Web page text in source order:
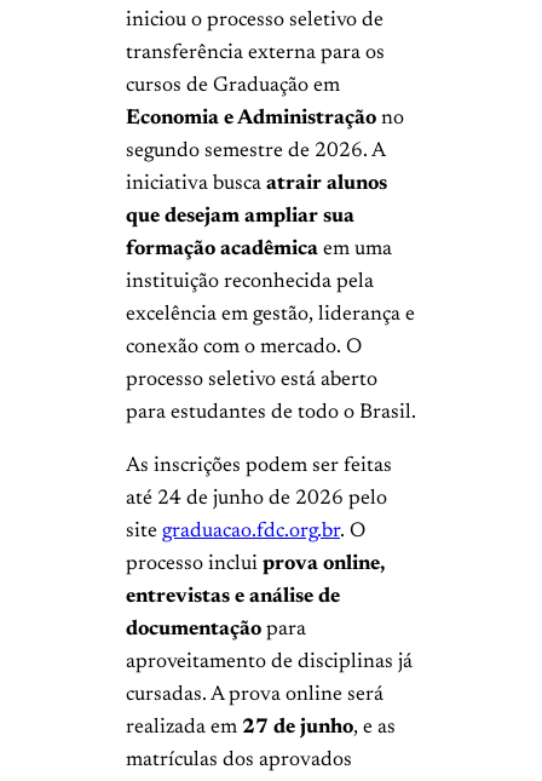
iniciou o processo seletivo de
transferência externa para os
cursos de Graduação em
Economia e Administração no
segundo semestre de 2026. A
iniciativa busca atrair alunos
que desejam ampliar sua
formação acadêmica em uma
instituição reconhecida pela
excelência em gestão, liderança e
conexão com o mercado. O
processo seletivo está aberto
para estudantes de todo o Brasil.
As inscrições podem ser feitas
até 24 de junho de 2026 pelo
site graduacao.fdc.org.br. O
processo inclui prova online,
entrevistas e análise de
documentação para
aproveitamento de disciplinas já
cursadas. A prova online será
realizada em 27 de junho, e as
matrículas dos aprovados